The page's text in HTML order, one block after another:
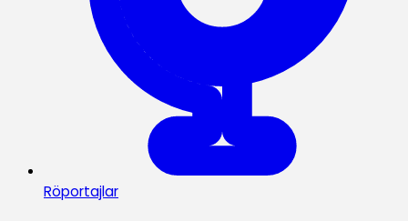
Röportajlar